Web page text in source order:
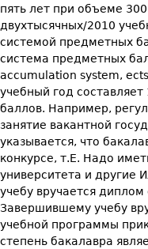
пять лет при объеме
двухтысячных/2010
системой предметных
система предметных
accumulation system,
учебный год
баллов. Например,
занятие вакантной
указывается, что
конкурсе, т.Е. Надо
университета и другие
учебу вручается
Завершившему учебу
учебной программы
степень бакалавра